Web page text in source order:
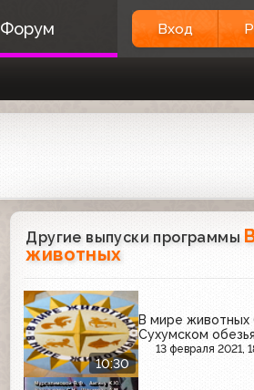
Форум Вход
Другие выпуски программы
животных
10:30
В мире животных
Сухумском
13 февраля 2021,